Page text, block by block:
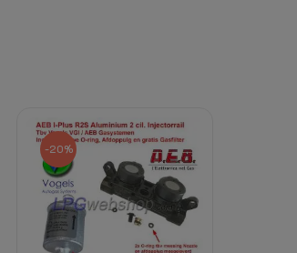
-20%